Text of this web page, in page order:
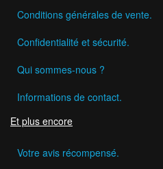
Conditions générales de vente.
Confidentialité et sécurité.
Qui sommes-nous ?
Informations de contact.
Et plus encore
Votre avis récompensé.